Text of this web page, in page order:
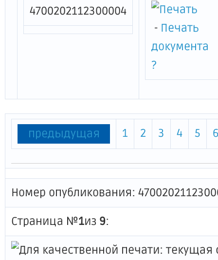
4700202112300004
- Печать
документа
?
предыдущая 1 2 3 4 5
Номер опубликования:
Страница №1из 9: